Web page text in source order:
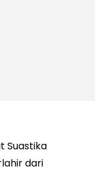
Suastika
dari